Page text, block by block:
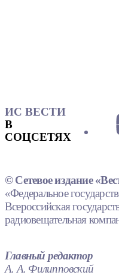
ИС ВЕСТИ
В
СОЦСЕТЯХ
© Сетевое издание
«Федеральное
Всероссийская
радиовещательная
Главный редактор
А. А. Филипповский